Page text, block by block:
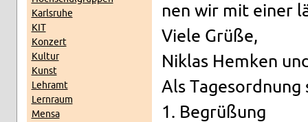
Karls­ru­he
KIT
Kon­zert
Kul­tur
Kunst
Lehr­amt
Lern­raum
Mensa
nen wir mit einer
Viele Grüße,
Ni­k­las Hem­ken
Als Ta­ges­ord­nung
1. Be­grü­ßung